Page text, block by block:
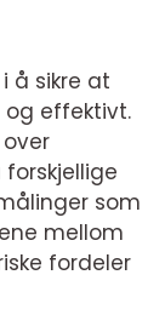
å sikre at
og effektivt.
som
mellom
fordeler